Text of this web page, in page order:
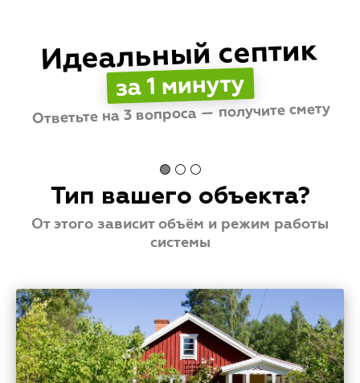
Идеальный септик
за 1 минуту
Ответьте на 3 вопроса — получите смету
🟢 ⚪ ⚪
Тип вашего объекта?
От этого зависит объём и режим работы
системы
а избыточная мощность –
к нарушению работы биофлоры
и повышенным расходам.